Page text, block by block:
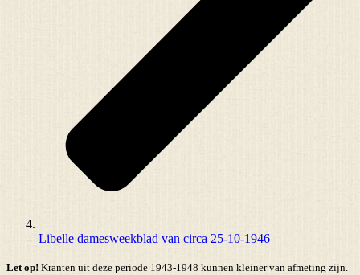
Libelle damesweekblad van circa 25-10-1946
Let op! Kranten uit deze periode 1943-1948 kunnen kleiner van afmeting zijn.